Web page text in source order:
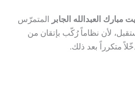
مبارك العبدالله الجابر
المتمرّس
لأن نظاماً رُكّب بإتقان من
متكرراً بعد ذلك.